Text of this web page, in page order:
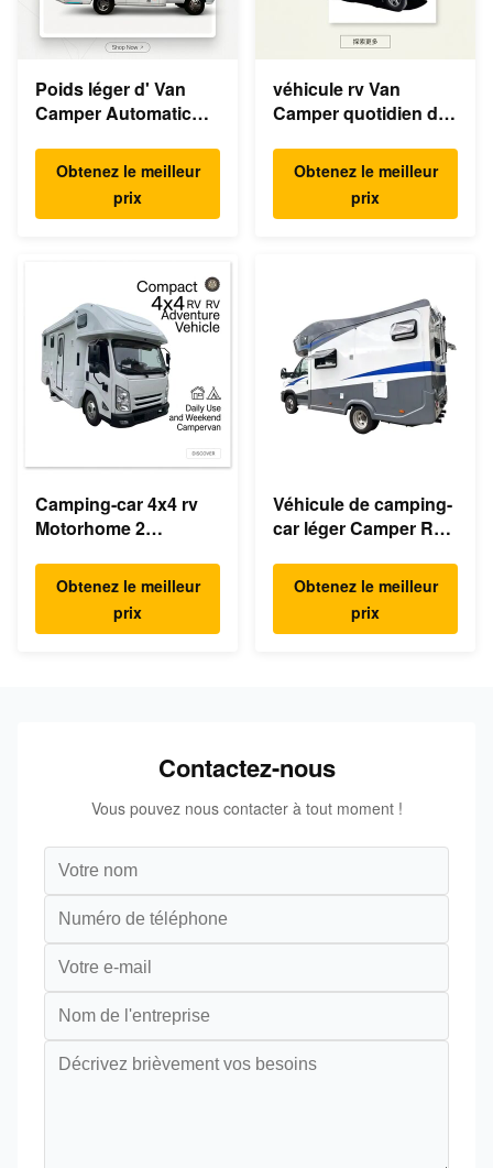
Poids léger d' Van
Camper Automatic
personnes
Obtenez le meilleur
prix
véhicule rv Van
Camper quotidien de
Obtenez le meilleur
prix
Camping-car 4x4 rv
Motorhome 2
Obtenez le meilleur
prix
Véhicule de camping-
car léger Camper RV
Obtenez le meilleur
prix
Contactez-nous
Vous pouvez nous contacter à tout moment !